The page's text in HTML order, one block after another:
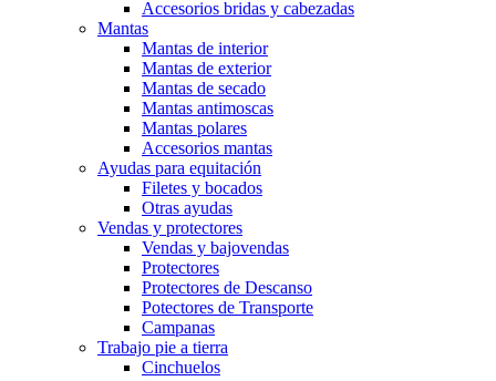
Accesorios bridas y cabezadas
Mantas
Mantas de interior
Mantas de exterior
Mantas de secado
Mantas antimoscas
Mantas polares
Accesorios mantas
Ayudas para equitación
Filetes y bocados
Otras ayudas
Vendas y protectores
Vendas y bajovendas
Protectores
Protectores de Descanso
Potectores de Transporte
Campanas
Trabajo pie a tierra
Cinchuelos